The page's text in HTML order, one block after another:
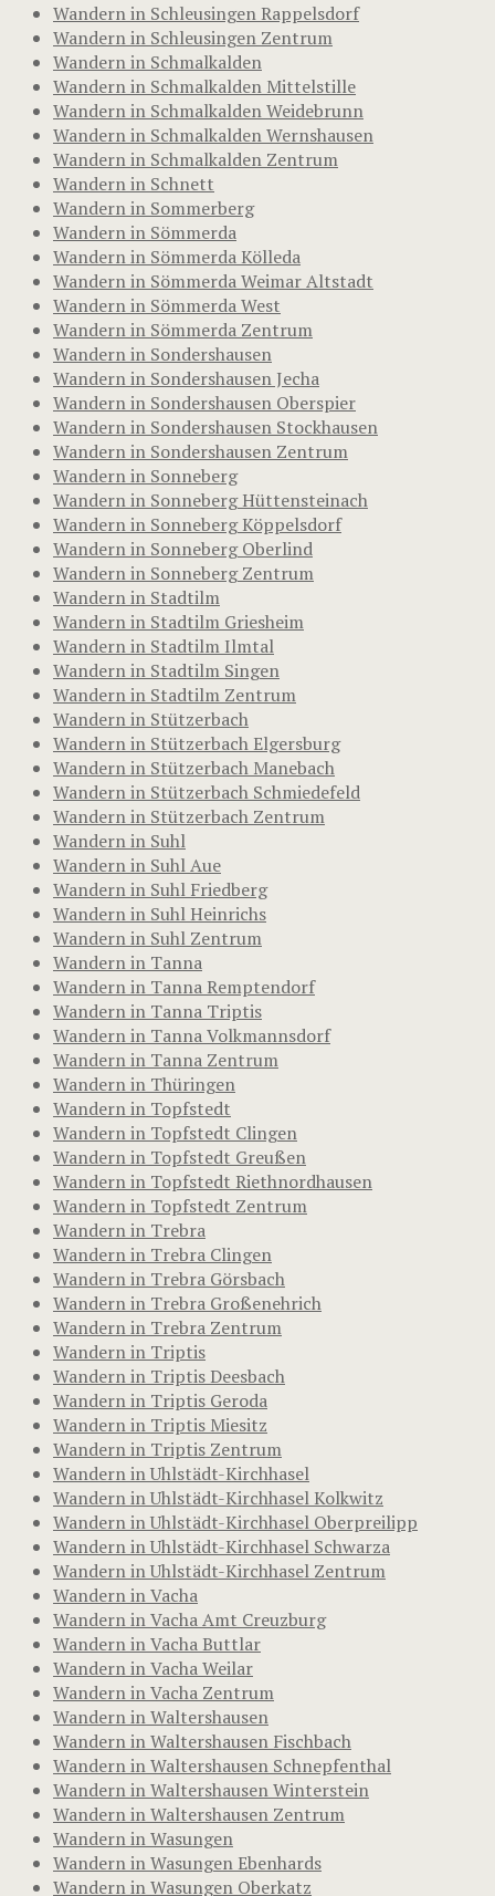
Wandern in Schleusingen Rappelsdorf
Wandern in Schleusingen Zentrum
Wandern in Schmalkalden
Wandern in Schmalkalden Mittelstille
Wandern in Schmalkalden Weidebrunn
Wandern in Schmalkalden Wernshausen
Wandern in Schmalkalden Zentrum
Wandern in Schnett
Wandern in Sommerberg
Wandern in Sömmerda
Wandern in Sömmerda Kölleda
Wandern in Sömmerda Weimar Altstadt
Wandern in Sömmerda West
Wandern in Sömmerda Zentrum
Wandern in Sondershausen
Wandern in Sondershausen Jecha
Wandern in Sondershausen Oberspier
Wandern in Sondershausen Stockhausen
Wandern in Sondershausen Zentrum
Wandern in Sonneberg
Wandern in Sonneberg Hüttensteinach
Wandern in Sonneberg Köppelsdorf
Wandern in Sonneberg Oberlind
Wandern in Sonneberg Zentrum
Wandern in Stadtilm
Wandern in Stadtilm Griesheim
Wandern in Stadtilm Ilmtal
Wandern in Stadtilm Singen
Wandern in Stadtilm Zentrum
Wandern in Stützerbach
Wandern in Stützerbach Elgersburg
Wandern in Stützerbach Manebach
Wandern in Stützerbach Schmiedefeld
Wandern in Stützerbach Zentrum
Wandern in Suhl
Wandern in Suhl Aue
Wandern in Suhl Friedberg
Wandern in Suhl Heinrichs
Wandern in Suhl Zentrum
Wandern in Tanna
Wandern in Tanna Remptendorf
Wandern in Tanna Triptis
Wandern in Tanna Volkmannsdorf
Wandern in Tanna Zentrum
Wandern in Thüringen
Wandern in Topfstedt
Wandern in Topfstedt Clingen
Wandern in Topfstedt Greußen
Wandern in Topfstedt Riethnordhausen
Wandern in Topfstedt Zentrum
Wandern in Trebra
Wandern in Trebra Clingen
Wandern in Trebra Görsbach
Wandern in Trebra Großenehrich
Wandern in Trebra Zentrum
Wandern in Triptis
Wandern in Triptis Deesbach
Wandern in Triptis Geroda
Wandern in Triptis Miesitz
Wandern in Triptis Zentrum
Wandern in Uhlstädt-Kirchhasel
Wandern in Uhlstädt-Kirchhasel Kolkwitz
Wandern in Uhlstädt-Kirchhasel Oberpreilipp
Wandern in Uhlstädt-Kirchhasel Schwarza
Wandern in Uhlstädt-Kirchhasel Zentrum
Wandern in Vacha
Wandern in Vacha Amt Creuzburg
Wandern in Vacha Buttlar
Wandern in Vacha Weilar
Wandern in Vacha Zentrum
Wandern in Waltershausen
Wandern in Waltershausen Fischbach
Wandern in Waltershausen Schnepfenthal
Wandern in Waltershausen Winterstein
Wandern in Waltershausen Zentrum
Wandern in Wasungen
Wandern in Wasungen Ebenhards
Wandern in Wasungen Oberkatz